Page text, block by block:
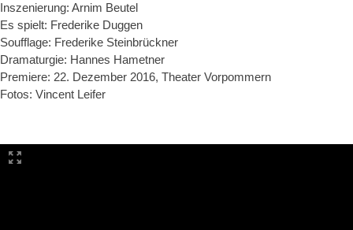
Inszenierung: Arnim Beutel
Es spielt: Frederike Duggen
Soufflage: Frederike Steinbrückner
Dramaturgie: Hannes Hametner
Premiere: 22. Dezember 2016, Theater Vorpommern
Fotos: Vincent Leifer